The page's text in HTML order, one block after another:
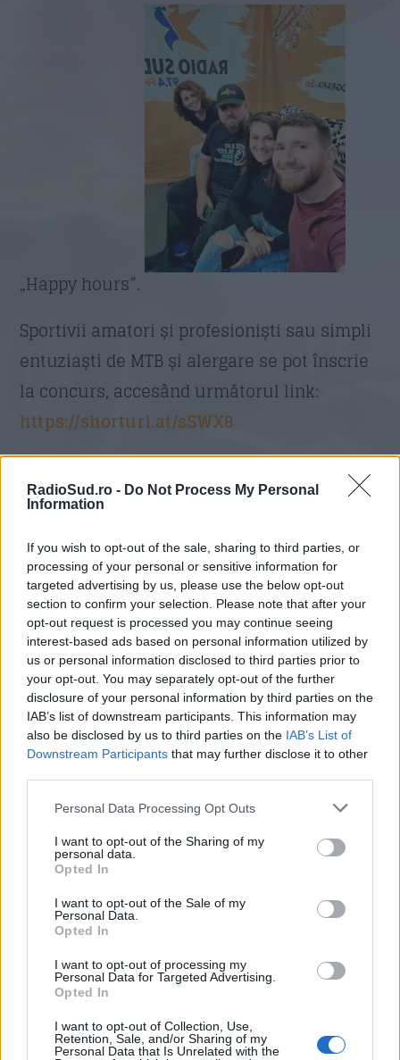
RadioSud.ro - Do Not Process My Personal
Information
If you wish to opt-out of the sale, sharing to third parties, or
processing of your personal or sensitive information for
targeted advertising by us, please use the below opt-out
section to confirm your selection. Please note that after your
opt-out request is processed you may continue seeing
interest-based ads based on personal information utilized by
us or personal information disclosed to third parties prior to
your opt-out. You may separately opt-out of the further
disclosure of your personal information by third parties on the
IAB’s list of downstream participants. This information may
also be disclosed by us to third parties on the IAB’s List of
Downstream Participants that may further disclose it to other
Please note that this website/app uses one or more Google
not limited to your visit or usage behaviour. You may click to
grant or deny consent to Google and its third-party tags to
use your data for below specified purposes in below Google
consent section.
Personal Data Processing Opt Outs
I want to opt-out of the Sharing of my
personal data.
Opted In
I want to opt-out of the Sale of my
Personal Data.
Opted In
I want to opt-out of processing my
Personal Data for Targeted Advertising.
Opted In
I want to opt-out of Collection, Use,
Retention, Sale, and/or Sharing of my
Personal Data that Is Unrelated with the
„Happy hours”.
Sportivii amatori și profesioniști sau simpli
entuziaști de MTB și alergare se pot înscrie
la concurs, accesând următorul link:
https://shorturl.at/sSWX8
Organizatorii au pregătit activități dedicate,
muzică și multă distracție. Vizitatorii își vor
ediție Pedală în Bănie și se vor bucura de
zone de relaxare și lounge.
Mai multe detalii despre curse, înscrieri,
precum și regulamentul competiției, pot fi
accesate pe website-ul
www.pedalainbanie.rosau prin
intermediul paginilor deFacebookși
Instagramale evenimentului, recomandat
de Radio Sud Craiova si Gazeta de Sud, in
calitate de parteneri media.